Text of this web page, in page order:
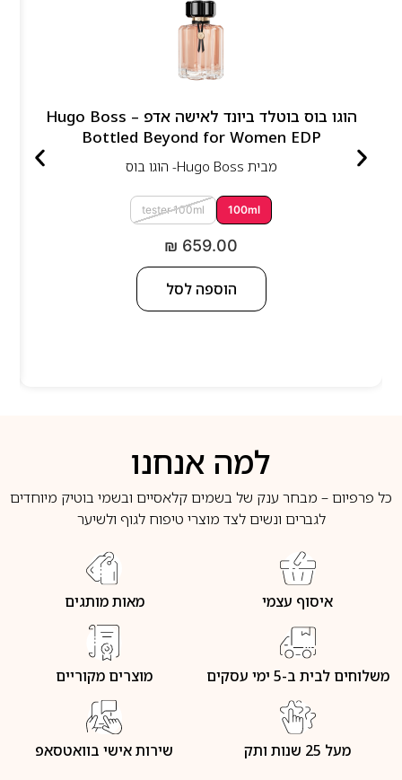
הוגו בוס בוטלד ביונד לאישה אדפ – Hugo Boss
Bottled Beyond for Women EDP
מבית Hugo Boss- הוגו בוס
100ml
tester 100ml
₪ 659.00
הוספה לסל
למה אנחנו
כל פרפיום – מבחר ענק של בשמים קלאסיים ובשמי בוטיק מיוחדים
לגברים ונשים לצד מוצרי טיפוח לגוף ולשיער
איסוף עצמי מאות מותגים
משלוחים לבית ב-5 ימי עסקים מוצרים מקוריים
מעל 25 שנות ותק שירות אישי בוואטסאפ